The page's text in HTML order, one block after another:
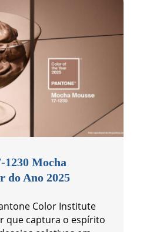
1230 Mocha
do Ano 2025
Color Institute
que captura o espírito